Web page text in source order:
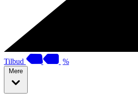
Tilbud %
Mere